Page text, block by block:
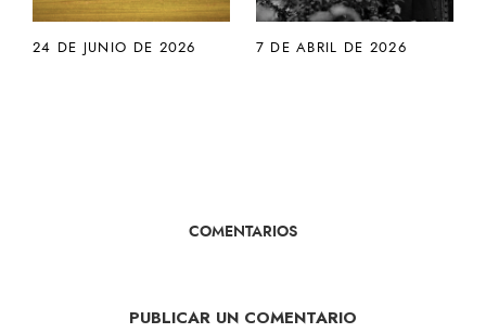
24 DE JUNIO DE 2026 7 DE ABRIL DE 2026
COMENTARIOS
PUBLICAR UN COMENTARIO